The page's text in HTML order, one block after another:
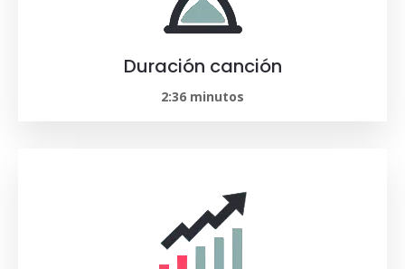
Duración canción
2:36 minutos